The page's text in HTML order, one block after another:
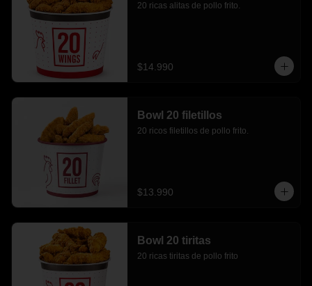
20 ricas alitas de pollo frito.
$14.990
Bowl 20 filetillos
20 ricos filetillos de pollo frito.
$13.990
Bowl 20 tiritas
20 ricas tiritas de pollo frito